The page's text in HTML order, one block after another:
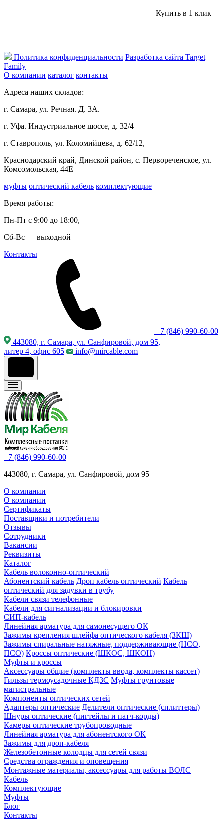
Купить в 1 клик
Политика конфиденциальности Разработка сайта Target
Family
О компании каталог контакты
Адреса наших складов:
г. Самара, ул. Речная. Д. 3А.
г. Уфа. Индустриальное шоссе, д. 32/4
г. Ставрополь, ул. Коломийцева, д. 62/12,
Краснодарский край, Динской район, с. Первореченское, ул.
Комсомольская, 44Е
муфты оптический кабель комплектующие
Время работы:
Пн-Пт с 9:00 до 18:00,
Сб-Вс — выходной
Контакты
+7 (846) 990-60-00
443080, г. Самара, ул. Санфировой, дом 95,
литер 4, офис 605
info@mircable.com
+7 (846) 990-60-00
443080, г. Самара, ул. Санфировой, дом 95
О компании
О компании
Сертификаты
Поставщики и потребители
Отзывы
Сотрудники
Вакансии
Реквизиты
Каталог
Кабель волоконно-оптический
Абонентский кабель Дроп кабель оптический Кабель
оптический для задувки в трубу
Кабели связи телефонные
Кабели для сигнализации и блокировки
СИП-кабель
Линейная арматура для самонесущего ОК
Зажимы крепления шлейфа оптического кабеля (ЗКШ)
Зажимы спиральные натяжные, поддерживающие (НСО,
ПСО) Кроссы оптические (ШКОС, ШКОН)
Муфты и кроссы
Аксессуары общие (комплекты ввода, комплекты кассет)
Гильзы термоусадочные КДЗС Муфты грунтовые
магистральные
Компоненты оптических сетей
Адаптеры оптические Делители оптические (сплиттеры)
Шнуры оптические (пигтейлы и патч-корды)
Камеры оптические трубопроводные
Линейная арматура для абонентского ОК
Зажимы для дроп-кабеля
Железобетонные колодцы для сетей связи
Средства ограждения и оповещения
Монтажные материалы, аксессуары для работы ВОЛС
Кабель
Комплектующие
Муфты
Блог
Контакты